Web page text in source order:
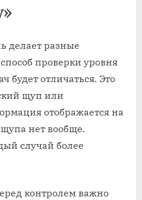
делает разные
проверки уровня
будет отличаться. Это
щуп или
отображается на
нет вообще.
случай более
контролем важно